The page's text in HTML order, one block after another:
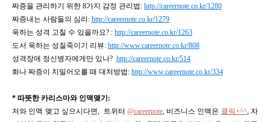
짜증을 관리하기 위한 8가지 감정 관리법: http://careernote.co.kr/1280
짜증내는 사람들의 심리: http://careernote.co.kr/1279
욱하는 성격 고칠 수 있을까요? : http://careernote.co.kr/1263
도서 욱하는 성질죽이기 리뷰: http://www.careernote.co.kr/808
성격장애 정신병자에게만 있나? http://careernote.co.kr/514
화나 짜증이 치밀어오를 때 대처방법: http://www.careernote.co.kr/334
* 따뜻한 카리스마와 인맥맺기:
저와 인맥 맺고 싶으시다면, 트위터 @careernote, 비즈니스 인맥은 클릭+^^, 자